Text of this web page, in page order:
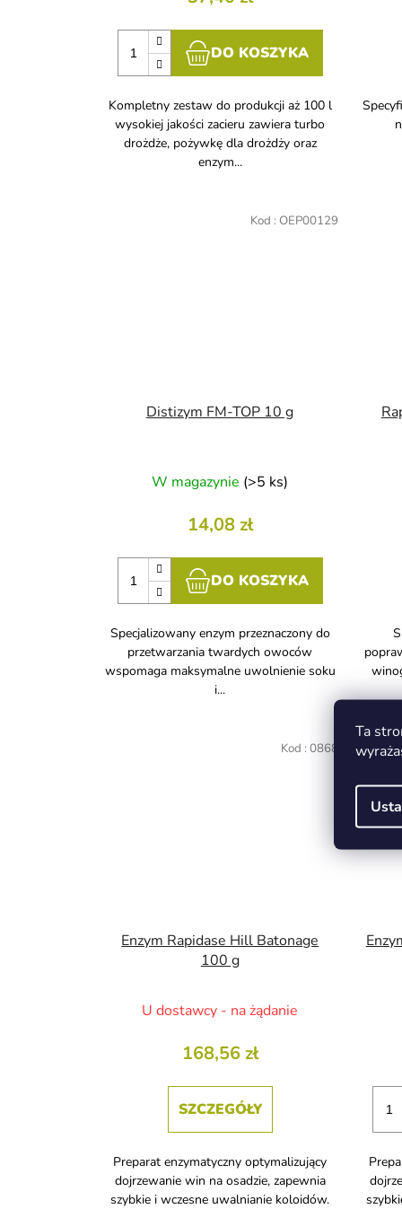
Ta
DO KOSZYKA
Kompletny zestaw do produkcji aż 100 l
wysokiej jakości zacieru zawiera turbo
drożdże, pożywkę dla drożdży oraz
enzym...
Distizym FM-TOP 10 g
W magazynie (>5 ks)
14,08 zł
DO KOSZYKA
Specjalizowany enzym przeznaczony do
przetwarzania twardych owoców
wspomaga maksymalne uwolnienie soku
i...
Kod : OEP00129
Enzym Rapidase Hill Batonage
100 g
U dostawcy - na żądanie
168,56 zł
SZCZEGÓŁY
Preparat enzymatyczny optymalizujący
dojrzewanie win na osadzie, zapewnia
szybkie i wczesne uwalnianie koloidów.
Kod : 0868